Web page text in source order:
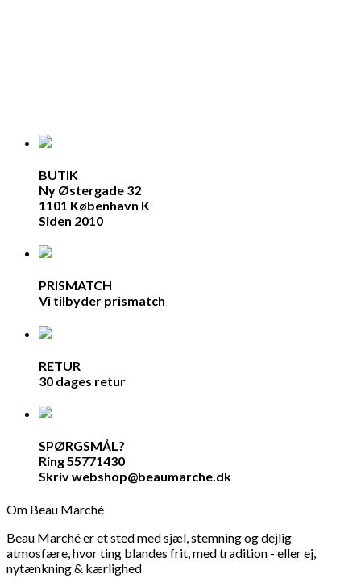
BUTIK
Ny Østergade 32
1101 København K
Siden 2010
PRISMATCH
Vi tilbyder prismatch
RETUR
30 dages retur
SPØRGSMÅL?
Ring 55771430
Skriv webshop@beaumarche.dk
Om Beau Marché
Beau Marché er et sted med sjæl, stemning og dejlig
atmosfære, hvor ting blandes frit, med tradition - eller ej,
nytænkning & kærlighed